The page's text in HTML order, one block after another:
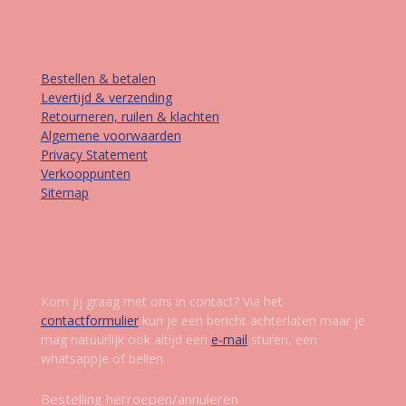
Bestellen & betalen
Levertijd & verzending
Retourneren, ruilen & klachten
Algemene voorwaarden
Privacy Statement
Verkooppunten
Sitemap
Kom jij graag met ons in contact? Via het
contactformulierkun je een bericht achterlaten maar je
mag natuurlijk ook altijd een e-mail sturen, een
whatsappje of bellen.
Bestelling herroepen/annuleren